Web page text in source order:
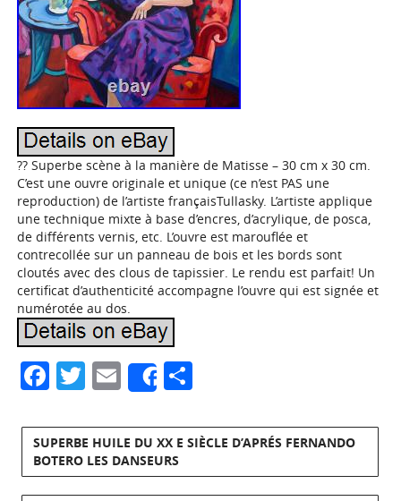
?? Superbe scène à la manière de Matisse – 30 cm x 30 cm.
C’est une ouvre originale et unique (ce n’est PAS une
reproduction) de l’artiste françaisTullasky. L’artiste applique
une technique mixte à base d’encres, d’acrylique, de posca,
de différents vernis, etc. L’ouvre est marouflée et
contrecollée sur un panneau de bois et les bords sont
cloutés avec des clous de tapissier. Le rendu est parfait! Un
certificat d’authenticité accompagne l’ouvre qui est signée et
numérotée au dos.
Facebook
Twitter
Email
Share
SUPERBE HUILE DU XX E SIÈCLE D’APRÉS FERNANDO
BOTERO LES DANSEURS